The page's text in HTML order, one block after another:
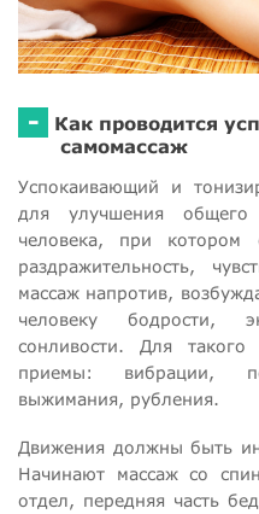
-
Как проводится
самомассаж
Успокаивающий и
для улучшения общего
человека, при котором
раздражительность,
массаж напротив,
человеку бодрости,
сонливости. Для
приемы: вибрации,
выжимания, рубления.
Движения должны быть
Начинают массаж со
отдел, передняя часть